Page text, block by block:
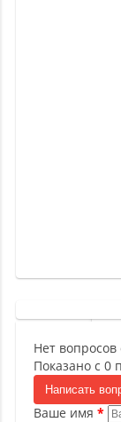
Нет вопросов
Показано с 0
Написать
Ваше имя